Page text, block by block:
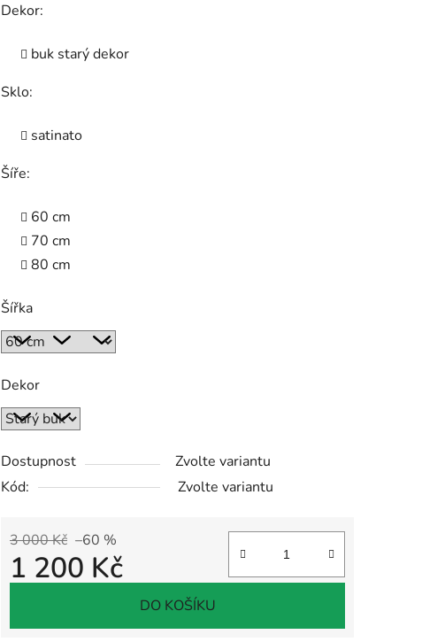
Dekor:
buk starý dekor
Sklo:
satinato
Šíře:
60 cm
70 cm
80 cm
Šířka
Dekor
Dostupnost
Zvolte variantu
Kód:
Zvolte variantu
3 000 Kč –60 %
1 200 Kč
DO KOŠÍKU